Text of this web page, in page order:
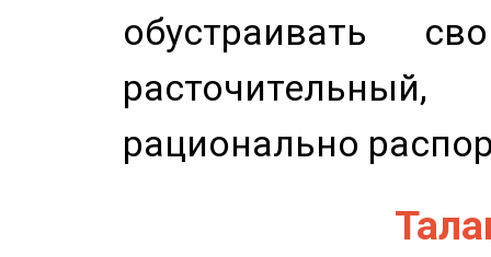
обустраивать
рационально